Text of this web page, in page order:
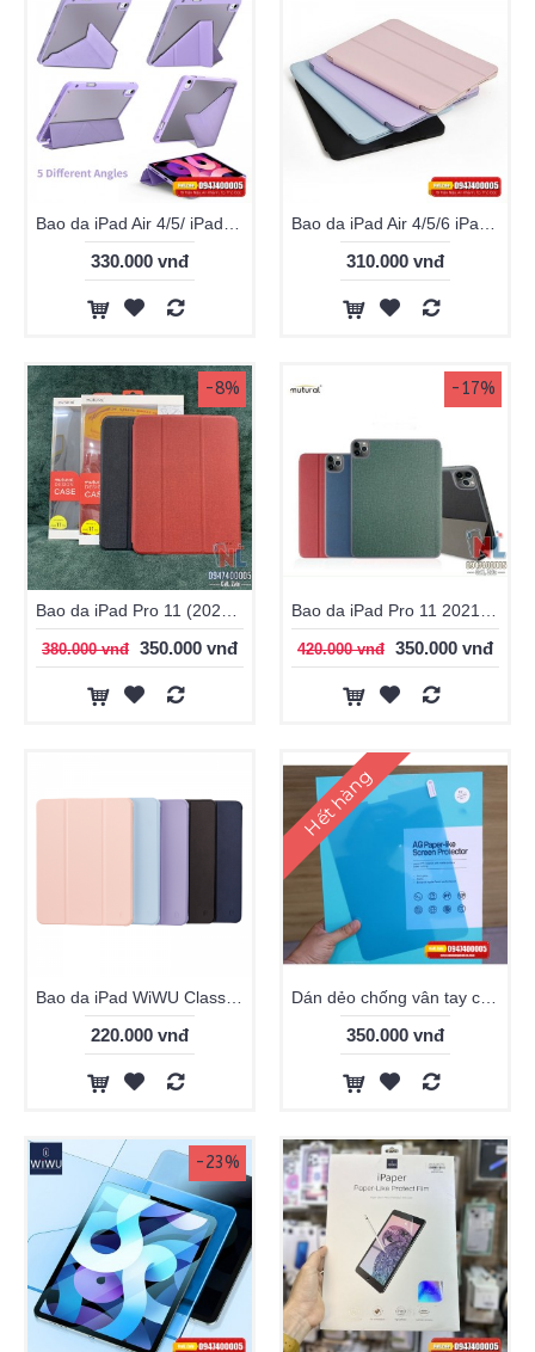
330.000 vnđ 310.000 vnđ
-8%
380.000 vnđ 350.000 vnđ
-17%
420.000 vnđ 350.000 vnđ
220.000 vnđ
Hết hàng
350.000 vnđ
-23%